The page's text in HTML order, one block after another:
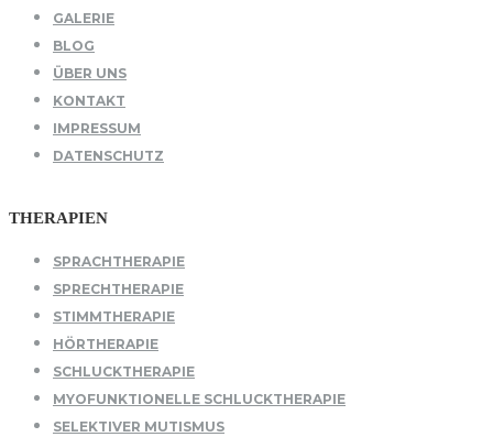
GALERIE
BLOG
ÜBER UNS
KONTAKT
IMPRESSUM
DATENSCHUTZ
THERAPIEN
SPRACHTHERAPIE
SPRECHTHERAPIE
STIMMTHERAPIE
HÖRTHERAPIE
SCHLUCKTHERAPIE
MYOFUNKTIONELLE SCHLUCKTHERAPIE
SELEKTIVER MUTISMUS